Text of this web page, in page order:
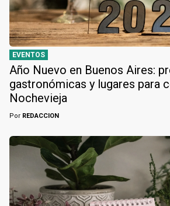
EVENTOS
Año Nuevo en Buenos Aires:
gastronómicas y lugares para
Nochevieja
Por REDACCION